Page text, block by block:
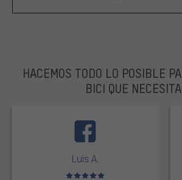
HACEMOS TODO LO POSIBLE
BICI QUE
Luis A.
Valoración media: 5 de 5